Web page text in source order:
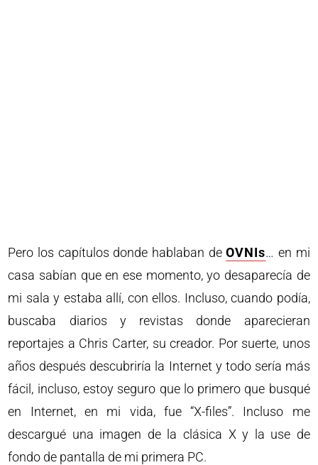
Pero los capítulos donde hablaban deOVNIs… en mi
casa sabían que en ese momento, yo desaparecía de
mi sala y estaba allí, con ellos. Incluso, cuando podía,
buscaba diarios y revistas donde aparecieran
reportajes a Chris Carter, su creador. Por suerte, unos
años después descubriría la Internet y todo sería más
fácil, incluso, estoy seguro que lo primero que busqué
en Internet, en mi vida, fue “X-files”. Incluso me
descargué una imagen de la clásica X y la use de
fondo de pantalla de mi primera PC.